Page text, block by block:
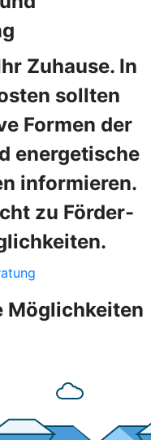
Zuhause. In
sollten
Formen der
energetische
informieren.
zu Förder-
Möglichkeiten